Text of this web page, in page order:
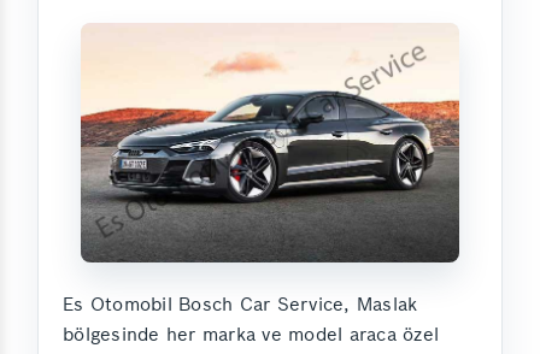
Es Otomobil Bosch Car Service, Maslak
bölgesinde her marka ve model araca özel